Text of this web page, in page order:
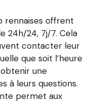
rennaises offrent
24h/24, 7j/7. Cela
contacter leur
que soit l’heure
une
à leurs questions.
permet aux